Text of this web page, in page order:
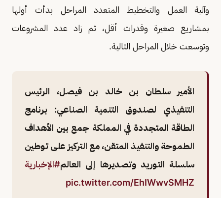
وآلية العمل والتخطيط المتعدد المراحل بدأت أولها
بمشاريع صغيرة وقدرات أقل، ثم زاد عدد المشروعات
وتوسعت خلال المراحل التالية.
الأمير سلطان بن خالد بن فيصل، الرئيس
التنفيذي لصندوق التنمية الصناعي: برنامج
الطاقة المتجددة في المملكة جمع بين الأهداف
الطموحة والتنفيذ المتقن، مع التركيز على توطين
سلسلة التوريد وتصديرها إلى العالم#الإخبارية
pic.twitter.com/EhIWwvSMHZ